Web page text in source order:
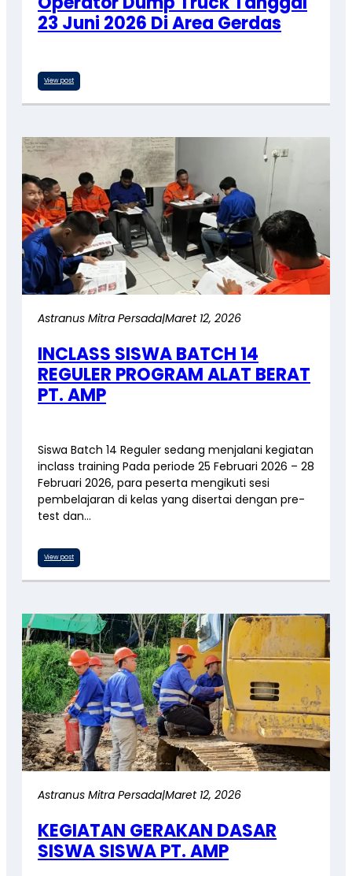
23 Juni 2026 Di Area Gerdas
View post
Astranus Mitra Persada|Maret 12, 2026
INCLASS SISWA BATCH 14
REGULER PROGRAM ALAT BERAT
PT. AMP
Siswa Batch 14 Reguler sedang menjalani kegiatan
inclass training Pada periode 25 Februari 2026 – 28
Februari 2026, para peserta mengikuti sesi
pembelajaran di kelas yang disertai dengan pre-
test dan…
View post
Astranus Mitra Persada|Maret 12, 2026
KEGIATAN GERAKAN DASAR
SISWA SISWA PT. AMP